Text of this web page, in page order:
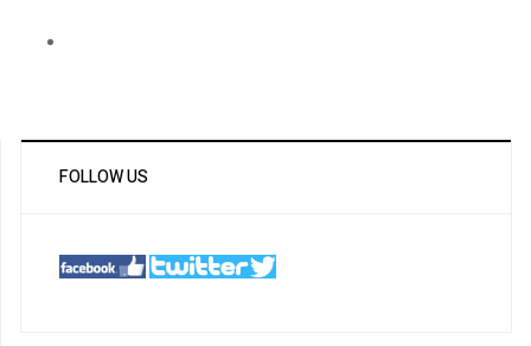
FOLLOW US